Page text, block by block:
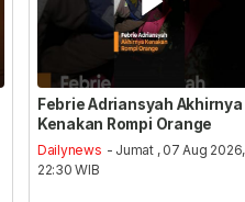
Febrie Adriansyah Akhirnya
Kenakan Rompi Orange
Dailynews - Jumat , 07 Aug 2026,
22:30 WIB